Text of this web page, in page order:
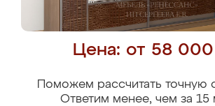
Цена: от 58
Поможем рассчитать точную
Ответим менее, чем за 15